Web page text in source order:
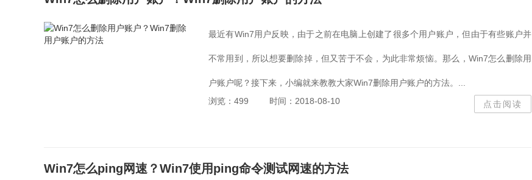
最近有Win7用户反映，由于之前在电脑上创建了很多个用户账户，但由于有些账户并
不常用到，所以想要删除掉，但又苦于不会，为此非常烦恼。那么，Win7怎么删除用
户账户呢？接下来，小编就来教教大家Win7删除用户账户的方法。...
浏览：499
时间：2018-08-10 点击阅读
Win7怎么ping网速？Win7使用ping命令测试网速的方法